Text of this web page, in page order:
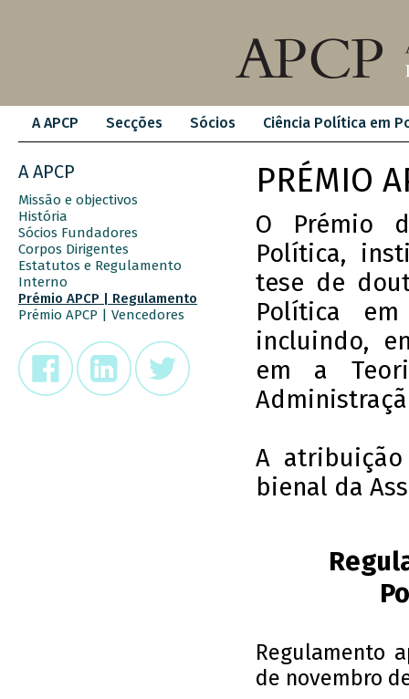
A APCP Secções Sócios Ciência Política em
A APCP
Missão e objectivos
História
Sócios Fundadores
Corpos Dirigentes
Estatutos e Regulamento
Interno
Prémio APCP | Regulamento
Prémio APCP | Vencedores
PRÉMIO
O Prémio
Política,
tese de
Política
incluindo,
em a
A
bienal da
Regulamento
de novembro